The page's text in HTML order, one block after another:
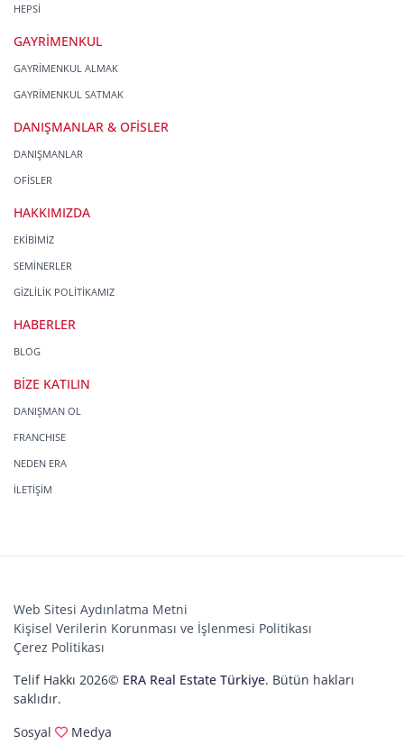
HEPSİ
GAYRİMENKUL
GAYRİMENKUL ALMAK
GAYRİMENKUL SATMAK
DANIŞMANLAR & OFİSLER
DANIŞMANLAR
OFİSLER
HAKKIMIZDA
EKİBİMİZ
SEMİNERLER
GİZLİLİK POLİTİKAMIZ
HABERLER
BLOG
BİZE KATILIN
DANIŞMAN OL
FRANCHISE
NEDEN ERA
İLETİŞİM
Web Sitesi Aydınlatma Metni
Kişisel Verilerin Korunması ve İşlenmesi Politikası
Çerez Politikası
Telif Hakkı 2026© ERA Real Estate Türkiye. Bütün hakları
saklıdır.
Sosyal
Medya